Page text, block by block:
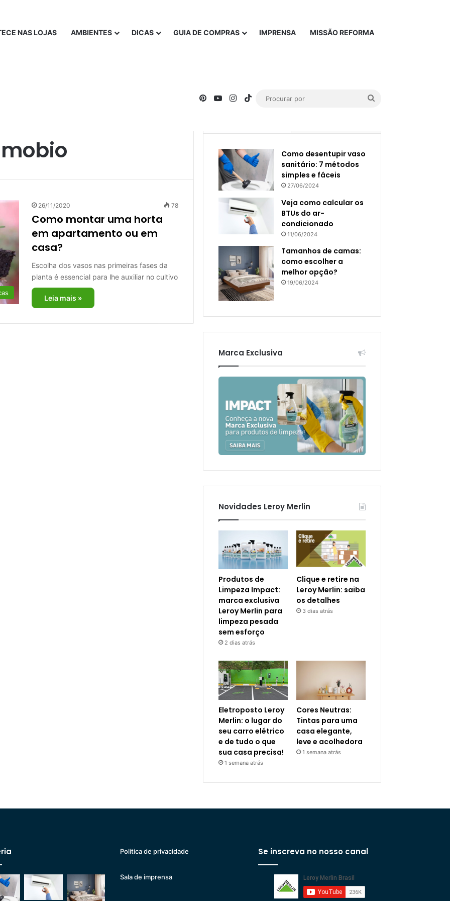
NAS LOJAS AMBIENTES DICAS GUIA DE COMPRAS IMPRENSA MISSÃO REFORMA
PinterestYouTubeInstagram
TikTok
26/11/2020 78
Como montar uma horta
em apartamento ou em
casa?
Escolha dos vasos nas primeiras fases da
planta é essencial para lhe auxiliar no cultivo
Leia mais »
Como desentupir vaso
sanitário: 7 métodos
simples e fáceis
27/06/2024
Veja como calcular os
BTUs do ar-
condicionado
11/06/2024
Tamanhos de camas:
como escolher a
melhor opção?
19/06/2024
Marca Exclusiva
Novidades Leroy Merlin
Produtos de
Limpeza Impact:
marca exclusiva
Leroy Merlin para
limpeza pesada
sem esforço
2 dias atrás
Clique e retire na
Leroy Merlin: saiba
os detalhes
3 dias atrás
Eletroposto Leroy
Merlin: o lugar do
seu carro elétrico
e de tudo o que
sua casa precisa!
1 semana atrás
Cores Neutras:
Tintas para uma
casa elegante,
leve e acolhedora
1 semana atrás
Politica de privacidade
Sala de imprensa
Se inscreva no nosso canal